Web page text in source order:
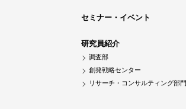
セミナー・イベント
研究員紹介
調査部
創発戦略センター
リサーチ・コンサルティング部門